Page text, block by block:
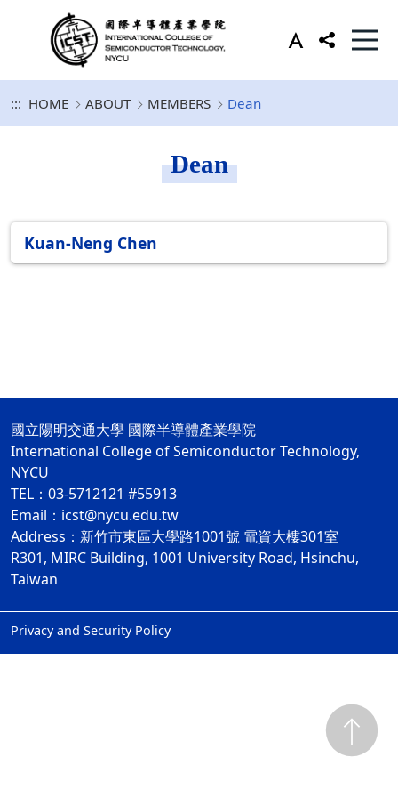
::: HOME ABOUT MEMBERS Dean
Dean
Kuan-Neng Chen
國立陽明交通大學 國際半導體產業學院
International College of Semiconductor Technology,
NYCU
TEL：03-5712121 #55913
Email：icst@nycu.edu.tw
Address：新竹市東區大學路1001號 電資大樓301室
R301, MIRC Building, 1001 University Road, Hsinchu,
Taiwan
Privacy and Security Policy